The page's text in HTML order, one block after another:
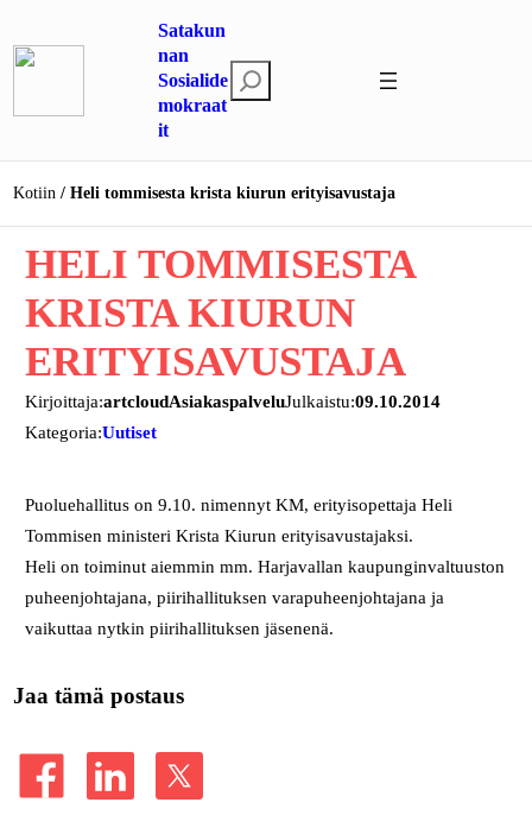
sisältöön
Satakun
nan
Sosialide
mokraat
it
t
i
Kotiin Heli tommisesta krista kiurun erityisavustaja
HELI TOMMISESTA
KRISTA KIURUN
ERITYISAVUSTAJA
Kirjoittaja:artcloudAsiakaspalveluJulkaistu:09.10.2014
Kategoria:Uutiset
Puoluehallitus on 9.10. nimennyt KM, erityisopettaja Heli
Tommisen ministeri Krista Kiurun erityisavustajaksi.
Heli on toiminut aiemmin mm. Harjavallan kaupunginvaltuuston
puheenjohtajana, piirihallituksen varapuheenjohtajana ja
vaikuttaa nytkin piirihallituksen jäsenenä.
Jaa tämä postaus